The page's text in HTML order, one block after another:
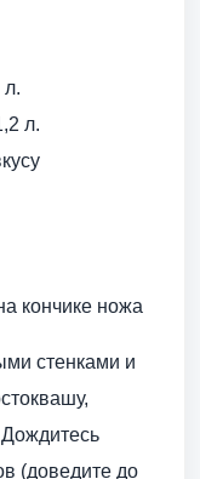
л.
кончике ножа
стенками и
Дождитесь
(доведите до